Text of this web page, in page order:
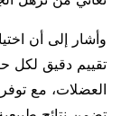
وأشار إلى أن
تقييم دقيق لكل
العضلات، مع